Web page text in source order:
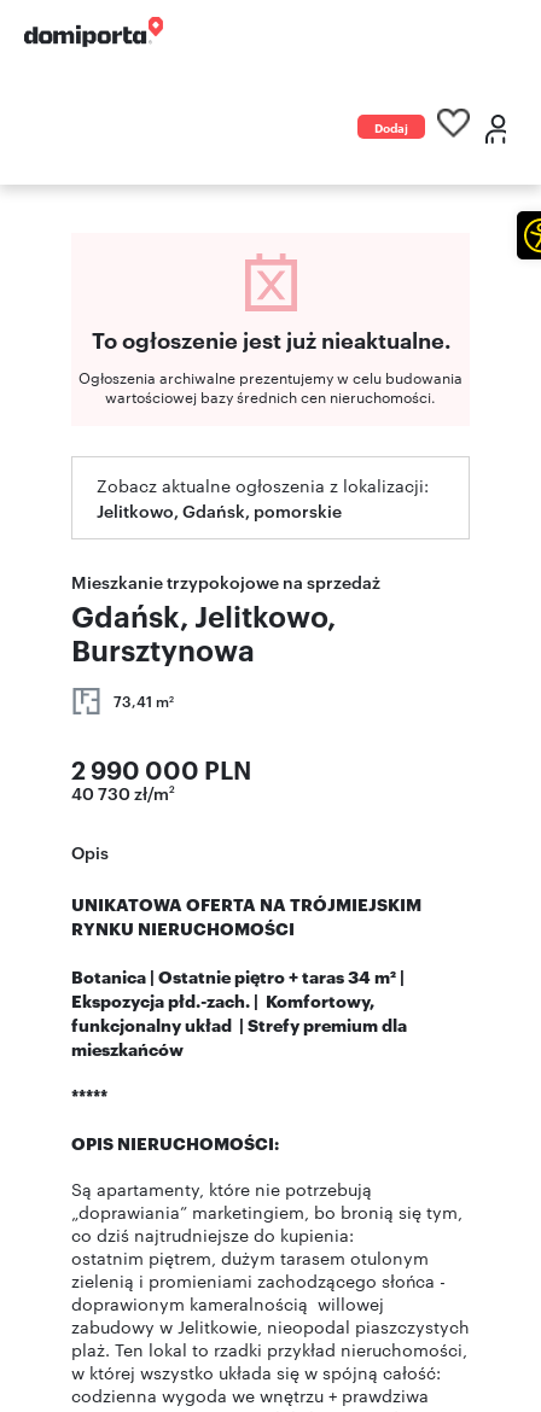
Dodaj
To ogłoszenie jest już nieaktualne.
Ogłoszenia archiwalne prezentujemy w celu budowania
wartościowej bazy średnich cen nieruchomości.
Zobacz aktualne ogłoszenia z lokalizacji:
Jelitkowo, Gdańsk, pomorskie
Mieszkanie trzypokojowe na sprzedaż
Gdańsk, Jelitkowo,
Bursztynowa
73,41 m2
2 990 000 PLN
40 730 zł/m2
Opis
UNIKATOWA OFERTA NA TRÓJMIEJSKIM
RYNKU NIERUCHOMOŚCI
Botanica | Ostatnie piętro + taras 34 m² |
Ekspozycja płd.-zach. | Komfortowy,
funkcjonalny układ | Strefy premium dla
mieszkańców
*****
OPIS NIERUCHOMOŚCI:
Są apartamenty, które nie potrzebują
„doprawiania” marketingiem, bo bronią się tym,
co dziś najtrudniejsze do kupienia:
ostatnim piętrem, dużym tarasem otulonym
zielenią i promieniami zachodzącego słońca -
doprawionym kameralnością willowej
zabudowy w Jelitkowie, nieopodal piaszczystych
plaż. Ten lokal to rzadki przykład nieruchomości,
w której wszystko układa się w spójną całość:
codzienna wygoda we wnętrzu + prawdziwa